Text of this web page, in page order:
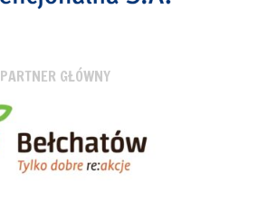
PARTNER GŁÓWNY